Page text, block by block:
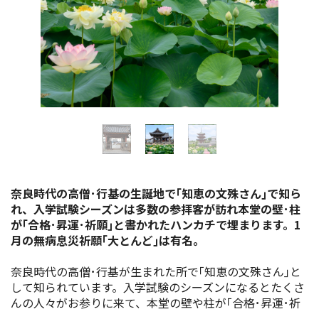
ショッピング・お土産
サイクリングさかい
堺観光レンタサイクル
特集
開花情報
スポーツ施設
奈良時代の高僧･行基の生誕地で｢知恵の文殊さん｣で知ら
れ、入学試験シーズンは多数の参拝客が訪れ本堂の壁･柱
が｢合格･昇運･祈願｣と書かれたハンカチで埋まります。1
月の無病息災祈願｢大とんど｣は有名。
奈良時代の高僧･行基が生まれた所で｢知恵の文殊さん｣と
して知られています。入学試験のシーズンになるとたくさ
んの人々がお参りに来て、本堂の壁や柱が｢合格･昇運･祈